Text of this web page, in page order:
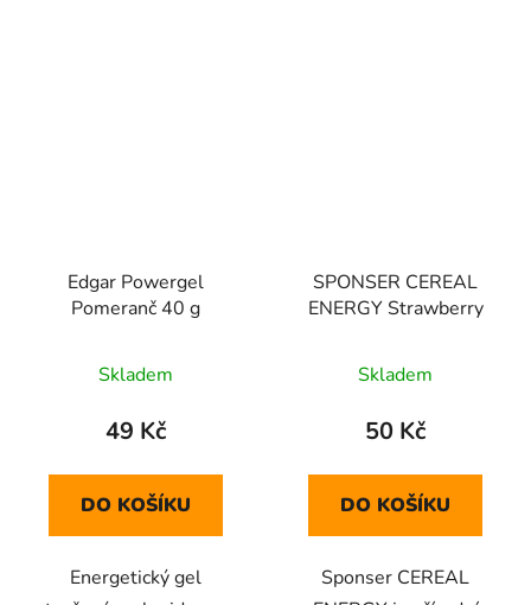
Edgar Powergel
Pomeranč 40 g
Skladem
49 Kč
DO KOŠÍKU
Energetický gel
SPONSER CEREAL
ENERGY Strawberry
Skladem
50 Kč
DO KOŠÍKU
Sponser CEREAL